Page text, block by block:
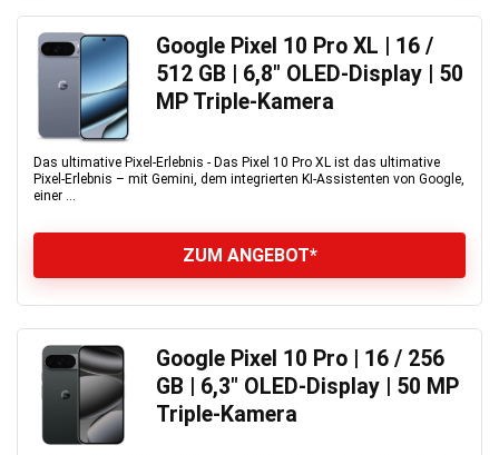
Google Pixel 10 Pro XL | 16 /
512 GB | 6,8″ OLED-Display | 50
MP Triple-Kamera
Das ultimative Pixel-Erlebnis - Das Pixel 10 Pro XL ist das ultimative
Pixel-Erlebnis – mit Gemini, dem integrierten KI-Assistenten von Google,
einer ...
ZUM ANGEBOT*
Google Pixel 10 Pro | 16 / 256
GB | 6,3″ OLED-Display | 50 MP
Triple-Kamera